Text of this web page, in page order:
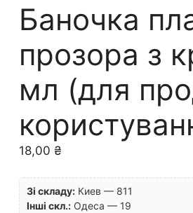
Баночка
прозора з
мл (для
18,00 ₴
Зі складу: Киев — 811
Інші скл.:Одеса — 19